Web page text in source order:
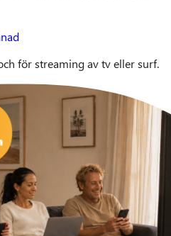
för streaming av tv eller surf.